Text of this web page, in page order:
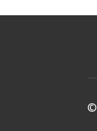
©